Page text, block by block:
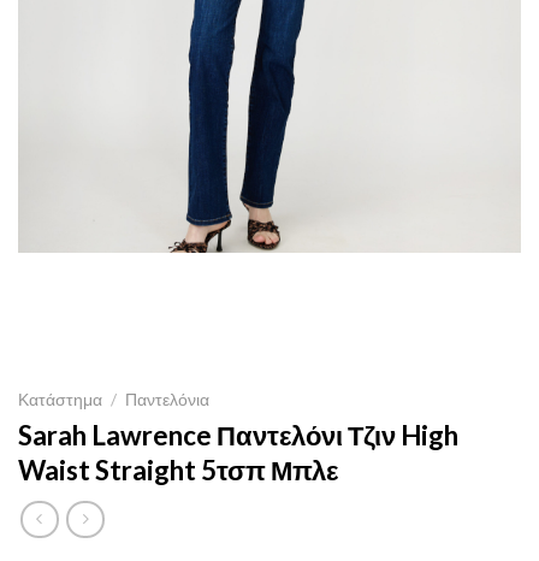
Κατάστημα / Παντελόνια
Sarah Lawrence Παντελόνι Τζιν High
Waist Straight 5τσπ Μπλε